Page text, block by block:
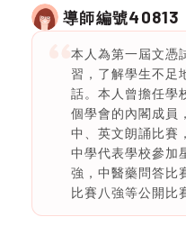
導師編號40813
本人為第一屆文憑
習，了解學生不足
話。本人曾擔任學
個學會的內閣成員
中、英文朗誦比賽
中學代表學校參加
強，中醫藥問答比
比賽八強等公開比